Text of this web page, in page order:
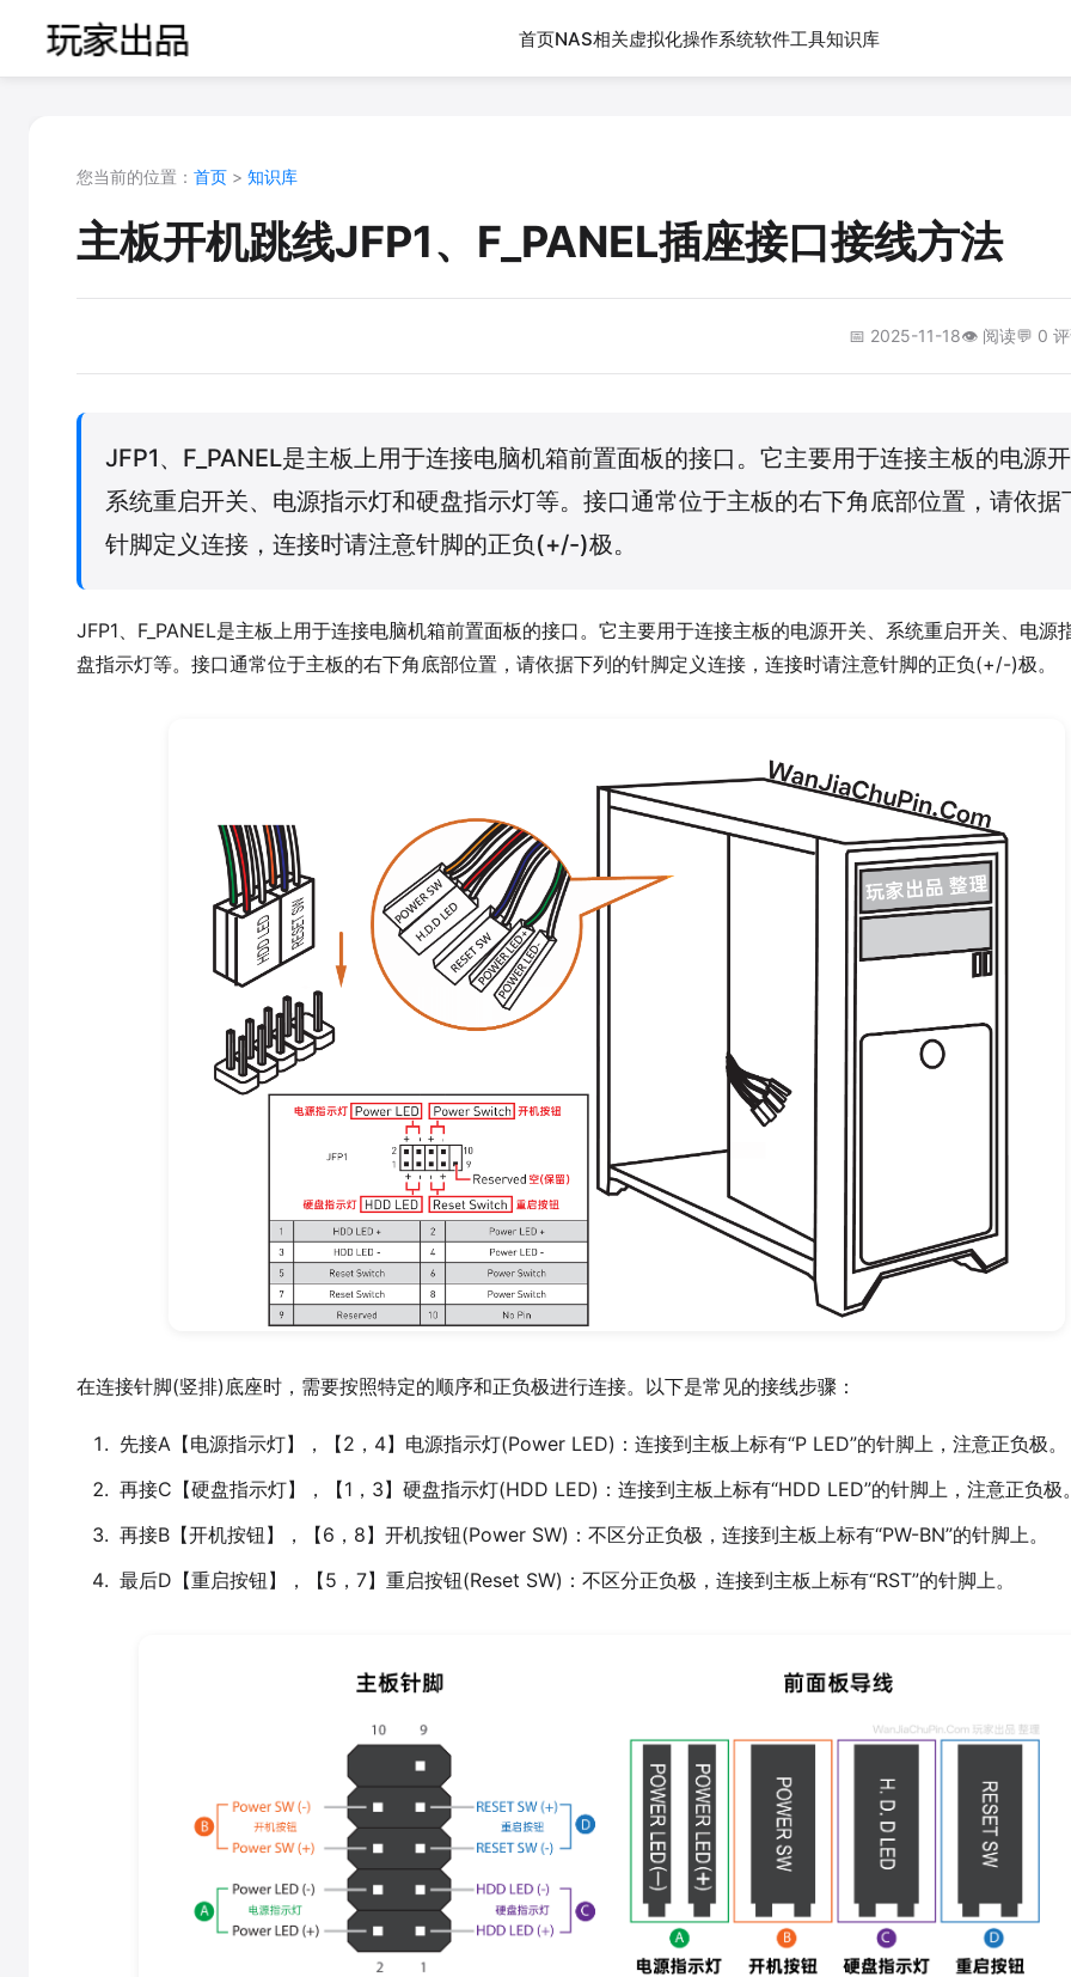
首页NAS相关虚拟化操作系统软件工具知识库
您当前的位置： 首页 > 知识库
主板开机跳线JFP1、F_PANEL插座接口接线方法
📅 2025-11-18👁️ 阅读💬 0
JFP1、F_PANEL是主板上用于连接电脑机箱前置面板的接口。它主要用于连接主板的电源
系统重启开关、电源指示灯和硬盘指示灯等。接口通常位于主板的右下角底部位置，请依据
针脚定义连接，连接时请注意针脚的正负(+/-)极。
JFP1、F_PANEL是主板上用于连接电脑机箱前置面板的接口。它主要用于连接主板的电源开关、系统重启开关、电源
盘指示灯等。接口通常位于主板的右下角底部位置，请依据下列的针脚定义连接，连接时请注意针脚的正负(+/-)极。
在连接针脚(竖排)底座时，需要按照特定的顺序和正负极进行连接。以下是常见的接线步骤：
先接A【电源指示灯】，【2，4】电源指示灯(Power LED)：连接到主板上标有“P LED”的针脚上，注意正负极。
再接C【硬盘指示灯】，【1，3】硬盘指示灯(HDD LED)：连接到主板上标有“HDD LED”的针脚上，注意正负极
再接B【开机按钮】，【6，8】开机按钮(Power SW)：不区分正负极，连接到主板上标有“PW-BN”的针脚上。
最后D【重启按钮】，【5，7】重启按钮(Reset SW)：不区分正负极，连接到主板上标有“RST”的针脚上。